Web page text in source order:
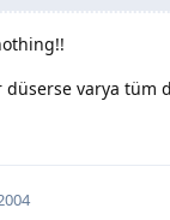
düserse varya tüm